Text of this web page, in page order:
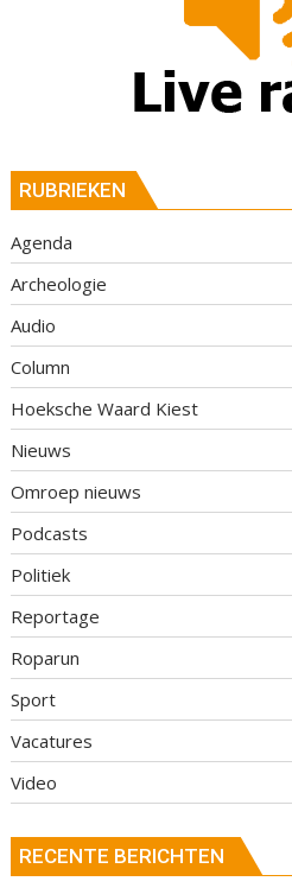
RUBRIEKEN
Agenda
Archeologie
Audio
Column
Hoeksche Waard Kiest
Nieuws
Omroep nieuws
Podcasts
Politiek
Reportage
Roparun
Sport
Vacatures
Video
RECENTE BERICHTEN